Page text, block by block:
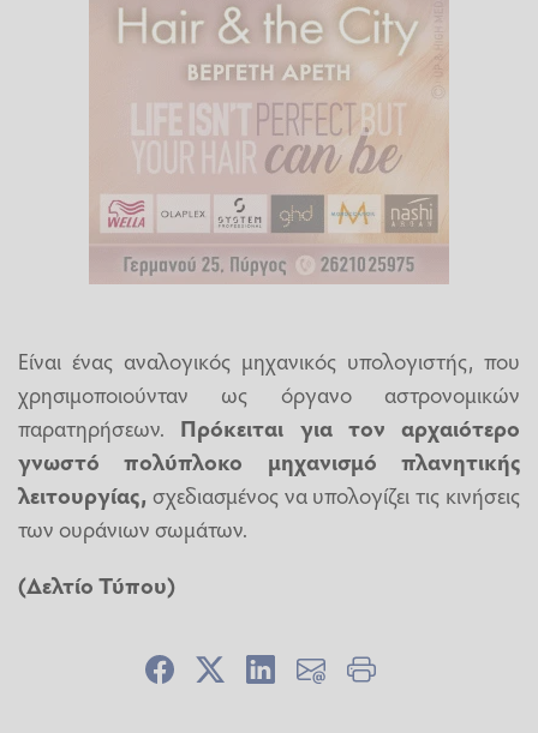
Είναι ένας αναλογικός μηχανικός υπολογιστής, που
χρησιμοποιούνταν ως όργανο αστρονομικών
παρατηρήσεων. Πρόκειται για τον αρχαιότερο
γνωστό πολύπλοκο μηχανισμό πλανητικής
λειτουργίας, σχεδιασμένος να υπολογίζει τις κινήσεις
των ουράνιων σωμάτων.
(Δελτίο Τύπου)